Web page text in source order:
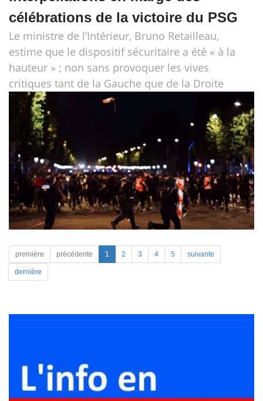
célébrations de la victoire du PSG
Le ministre de l’Intérieur, Bruno Retailleau,
estime que le dispositif sécuritaire a été « à la
hauteur » ; non sans provoquer les vives
critiques tant de la Gauche que de la Droite
première précédente 1 2 3 4 5 suivante
dernière